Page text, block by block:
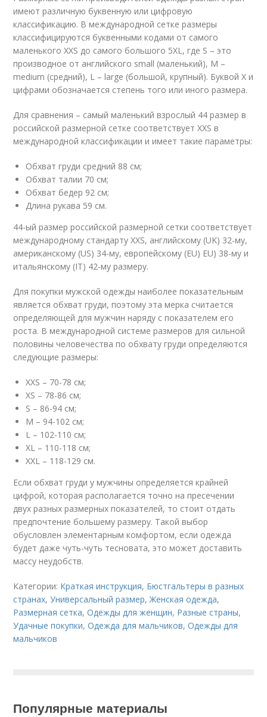
имеют различную буквенную или цифровую
классификацию. В международной сетке размеры
классифицируются буквенными кодами от самого
маленького XXS до самого большого 5XL, где S – это
производное от английского small (маленький), M –
medium (средний), L – large (большой, крупный). Буквой X и
цифрами обозначается степень того или иного размера.
Для сравнения – самый маленький взрослый 44 размер в
российской размерной сетке соответствует XXS в
международной классификации и имеет такие параметры:
Обхват груди средний 88 см;
Обхват талии 70 см;
Обхват бедер 92 см;
Длина рукава 59 см.
44-ый размер российской размерной сетки соответствует
международному стандарту XXS, английскому (UK) 32-му,
американскому (US) 34-му, европейскому (EU) EU) 38-му и
итальянскому (IT) 42-му размеру.
Для покупки мужской одежды наиболее показательным
является обхват груди, поэтому эта мерка считается
определяющей для мужчин наряду с показателем его
роста. В международной системе размеров для сильной
половины человечества по обхвату груди определяются
следующие размеры:
XXS – 70-78 см;
XS – 78-86 см;
S – 86-94 см;
M – 94-102 см;
L – 102-110 см;
XL – 110-118 см;
XXL – 118-129 см.
Если обхват груди у мужчины определяется крайней
цифрой, которая располагается точно на пресечении
двух разных размерных показателей, то стоит отдать
предпочтение большему размеру. Такой выбор
обусловлен элементарным комфортом, если одежда
будет даже чуть-чуть тесновата, это может доставить
массу неудобств.
Категории: Краткая инструкция, Бюстгальтеры в разных
странах,Универсальный размер,Женская одежда,
Размерная сетка,Одежды для женщин, Разные страны,
Удачные покупки,Одежда для мальчиков,Одежды для
мальчиков
Популярные материалы